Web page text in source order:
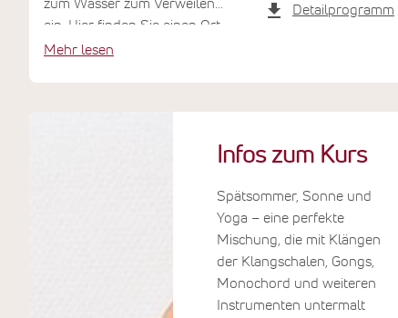
Detailprogramm
zum Wasser zum Verweilen
ein. Hier finden Sie einen Ort,
an dem eine kurze Auszeit zu
Für Ihre Yoga-Einheiten
See oder an anderen Plätzen
inspirierende Atmosphäre des
Sees begleitet Ihre Praxis. Der
großzügige Wellnessbereich
mit beheiztem Außenpool und
Mehr lesen
Infos zum Kurs
Spätsommer, Sonne und
Yoga – eine perfekte
Mischung, die mit Klängen
der Klangschalen, Gongs,
Monochord und weiteren
Instrumenten untermalt